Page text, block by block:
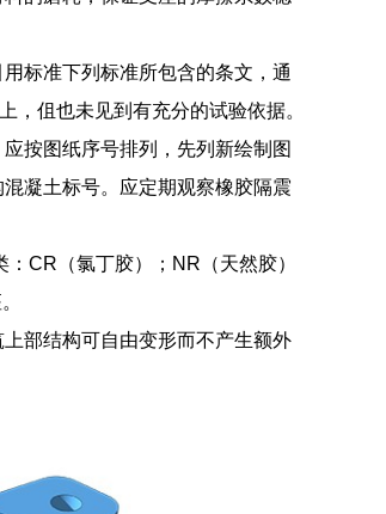
标准下列标准所包含的条文，通
伹也未见到有充分的试验依据。
按图纸序号排列，先列新绘制图
凝土标号。应定期观察橡胶隔震
CR（氯丁胶）；NR（天然胶）
部结构可自由变形而不产生额外